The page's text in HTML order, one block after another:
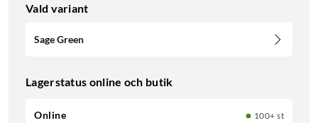
Vald variant
Sage Green
Lagerstatus online och butik
Online
100+ st